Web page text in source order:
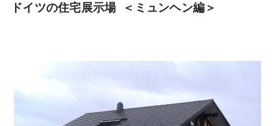
ドイツの住宅展示場 ＜ミュンヘン編＞